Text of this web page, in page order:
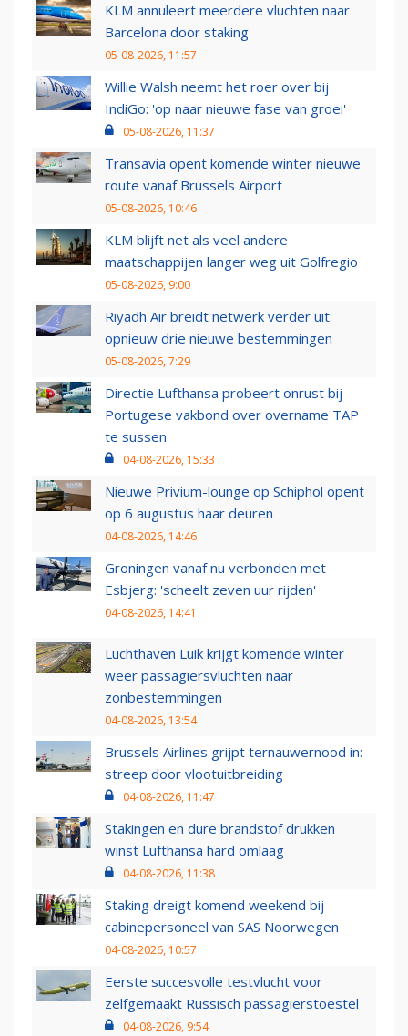
KLM annuleert meerdere vluchten naar
Barcelona door staking
05-08-2026, 11:57
Willie Walsh neemt het roer over bij
IndiGo: 'op naar nieuwe fase van groei'
05-08-2026, 11:37
Transavia opent komende winter nieuwe
route vanaf Brussels Airport
05-08-2026, 10:46
KLM blijft net als veel andere
maatschappijen langer weg uit Golfregio
05-08-2026, 9:00
Riyadh Air breidt netwerk verder uit:
opnieuw drie nieuwe bestemmingen
05-08-2026, 7:29
Directie Lufthansa probeert onrust bij
Portugese vakbond over overname TAP
te sussen
04-08-2026, 15:33
Nieuwe Privium-lounge op Schiphol opent
op 6 augustus haar deuren
04-08-2026, 14:46
Groningen vanaf nu verbonden met
Esbjerg: 'scheelt zeven uur rijden'
04-08-2026, 14:41
Luchthaven Luik krijgt komende winter
weer passagiersvluchten naar
zonbestemmingen
04-08-2026, 13:54
Brussels Airlines grijpt ternauwernood in:
streep door vlootuitbreiding
04-08-2026, 11:47
Stakingen en dure brandstof drukken
winst Lufthansa hard omlaag
04-08-2026, 11:38
Staking dreigt komend weekend bij
cabinepersoneel van SAS Noorwegen
04-08-2026, 10:57
Eerste succesvolle testvlucht voor
zelfgemaakt Russisch passagierstoestel
04-08-2026, 9:54